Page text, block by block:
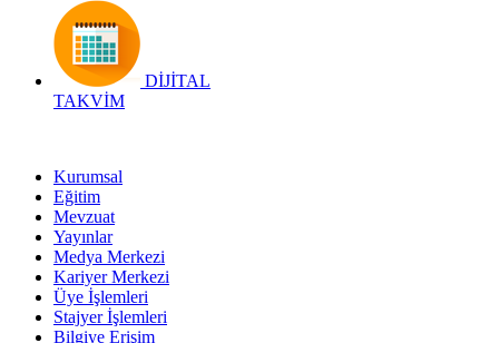
DİJİTAL
TAKVİM
Kurumsal
Eğitim
Mevzuat
Yayınlar
Medya Merkezi
Kariyer Merkezi
Üye İşlemleri
Stajyer İşlemleri
Bilgiye Erişim